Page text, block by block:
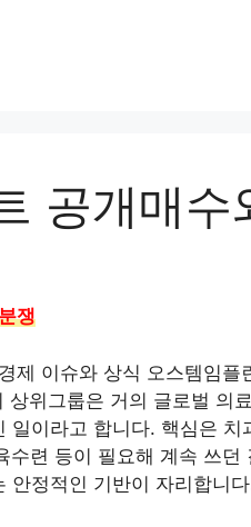
공개매수
쟁
제 이슈와 상식 오스템임
위그룹은 거의 글로벌 의
일이라고 합니다. 핵심은
수련 등이 필요해 계속 쓰던
안정적인 기반이 자리합니